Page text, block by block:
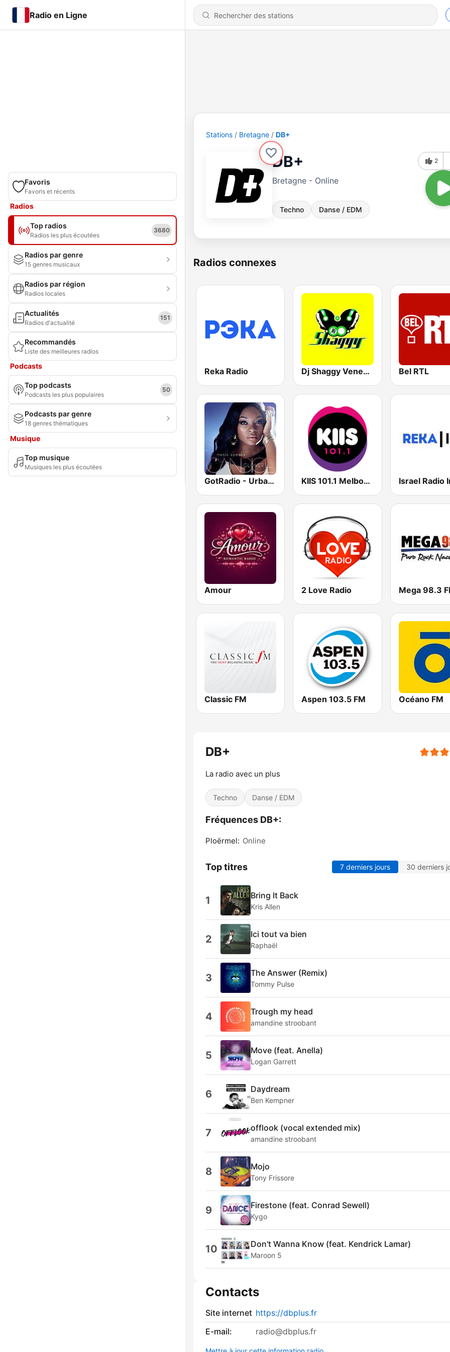
Radio en Ligne
Favoris
Favoris et récents
Radios
Top radios
Radios les plus écoutées
3680
Radios par genre
15 genres musicaux
Radios par région
Radios locales
Actualités
Radios d'actualité
151
Recommandés
Liste des meilleures radios
Podcasts
Top podcasts
Podcasts les plus populaires
50
Podcasts par genre
18 genres thématiques
Musique
Top musique
Musiques les plus écoutées
Stations Bretagne DB+
DB+
Bretagne - Online
Techno Danse / EDM
2
Radios connexes
Reka Radio Dj Shaggy Venezuela Bel RTL
GotRadio - Urban Lounge KIIS 101.1 Melbourne
Amour 2 Love Radio Mega 98.3
Classic FM Aspen 103.5 FM Océano FM
DB+
La radio avec un plus
Techno Danse / EDM
Fréquences DB+:
Ploërmel: Online
Top titres 7 derniers jours 30 derniers
1 Bring It Back
Kris Allen
2 Ici tout va bien
Raphaël
3 The Answer (Remix)
Tommy Pulse
4 Trough my head
amandine stroobant
5 Move (feat. Anella)
Logan Garrett
6 Daydream
Ben Kempner
7 offlook (vocal extended mix)
amandine stroobant
8 Mojo
Tony Frissore
9 Firestone (feat. Conrad Sewell)
Kygo
10 Don't Wanna Know (feat. Kendrick Lamar)
Maroon 5
Contacts
Site internet https://dbplus.fr
E-mail:
radio@dbplus.fr